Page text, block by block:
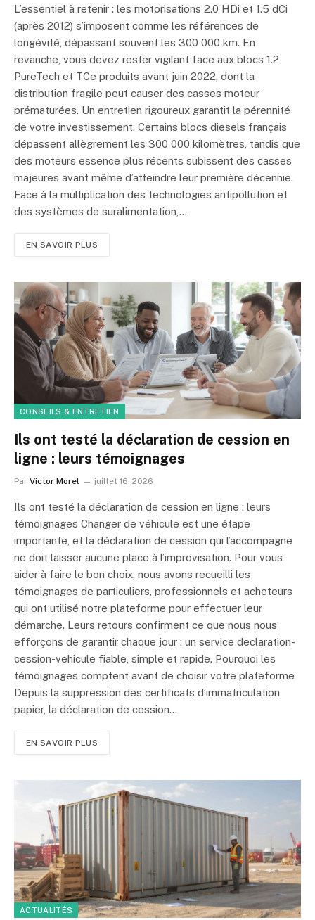
L’essentiel à retenir : les motorisations 2.0 HDi et 1.5 dCi
(après 2012) s’imposent comme les références de
longévité, dépassant souvent les 300 000 km. En
revanche, vous devez rester vigilant face aux blocs 1.2
PureTech et TCe produits avant juin 2022, dont la
distribution fragile peut causer des casses moteur
prématurées. Un entretien rigoureux garantit la pérennité
de votre investissement. Certains blocs diesels français
dépassent allègrement les 300 000 kilomètres, tandis que
des moteurs essence plus récents subissent des casses
majeures avant même d’atteindre leur première décennie.
Face à la multiplication des technologies antipollution et
des systèmes de suralimentation,…
EN SAVOIR PLUS
CONSEILS & ENTRETIEN
Ils ont testé la déclaration de cession en
ligne : leurs témoignages
Par Victor Morel juillet 16, 2026
Ils ont testé la déclaration de cession en ligne : leurs
témoignages Changer de véhicule est une étape
importante, et la déclaration de cession qui l’accompagne
ne doit laisser aucune place à l’improvisation. Pour vous
aider à faire le bon choix, nous avons recueilli les
témoignages de particuliers, professionnels et acheteurs
qui ont utilisé notre plateforme pour effectuer leur
démarche. Leurs retours confirment ce que nous nous
efforçons de garantir chaque jour : un service declaration-
cession-vehicule fiable, simple et rapide. Pourquoi les
témoignages comptent avant de choisir votre plateforme
Depuis la suppression des certificats d’immatriculation
papier, la déclaration de cession…
EN SAVOIR PLUS
ACTUALITÉS